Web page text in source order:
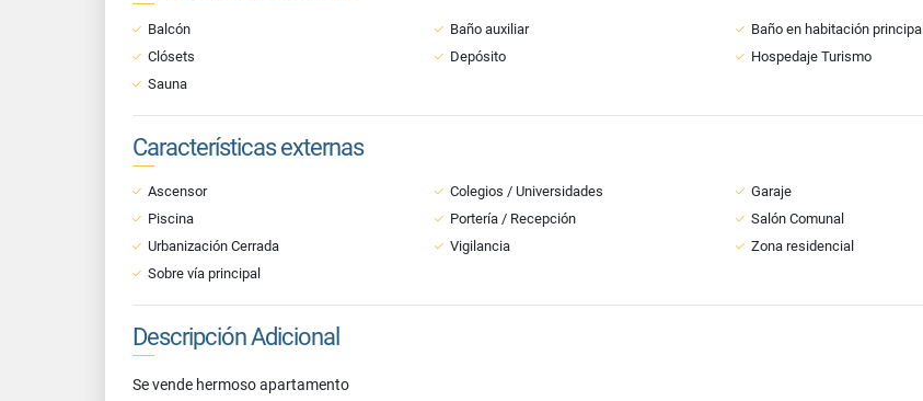
Balcón Baño auxiliar Baño en habitación principal
Clósets
Depósito Hospedaje Turismo
Sauna
Características externas
Ascensor Colegios / Universidades Garaje
Piscina
Portería / Recepción Salón Comunal
Urbanización Cerrada
Vigilancia Zona residencial
Sobre vía principal
Descripción Adicional
Se vende hermoso apartamento